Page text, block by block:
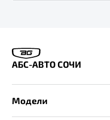
АБС-АВТО СОЧИ
Модели